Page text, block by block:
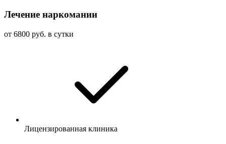
Лечение наркомании
от 6800 руб. в сутки
Лицензированная клиника